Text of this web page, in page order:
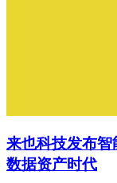
来也科技发布
数据资产时代